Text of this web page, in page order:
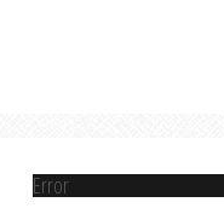
Error